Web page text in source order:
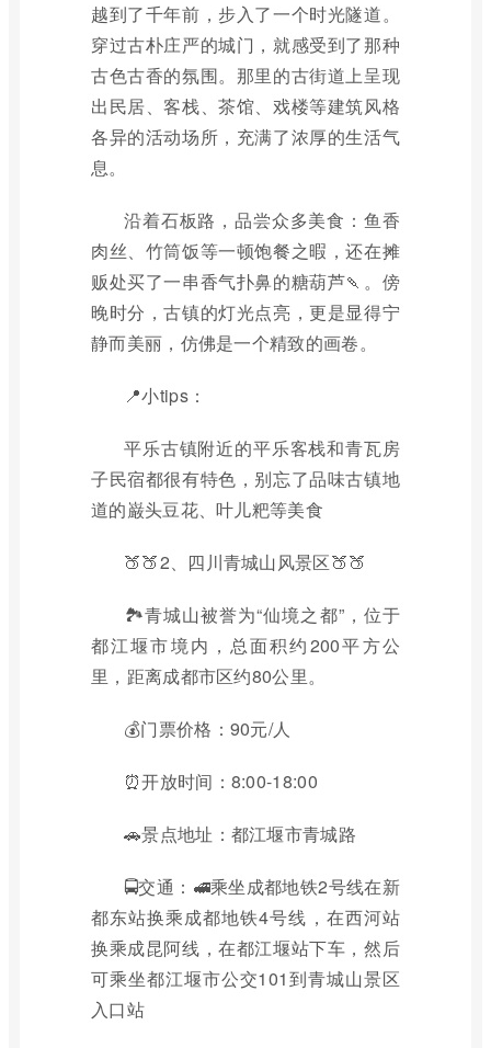
越到了千年前，步入了一个时光隧道。
穿过古朴庄严的城门，就感受到了那种
古色古香的氛围。那里的古街道上呈现
出民居、客栈、茶馆、戏楼等建筑风格
各异的活动场所，充满了浓厚的生活气
息。
沿着石板路，品尝众多美食：鱼香
肉丝、竹筒饭等一顿饱餐之暇，还在摊
贩处买了一串香气扑鼻的糖葫芦🍡。傍
晚时分，古镇的灯光点亮，更是显得宁
静而美丽，仿佛是一个精致的画卷。
📍小tips：
平乐古镇附近的平乐客栈和青瓦房
子民宿都很有特色，别忘了品味古镇地
道的巌头豆花、叶儿粑等美食
🍑🍑2、四川青城山风景区🍑🍑
🏞青城山被誉为“仙境之都”，位于
都江堰市境内，总面积约200平方公
里，距离成都市区约80公里。
💰门票价格：90元/人
⏰开放时间：8:00-18:00
🚗景点地址：都江堰市青城路
🚍交通：🚅乘坐成都地铁2号线在新
都东站换乘成都地铁4号线，在西河站
换乘成昆阿线，在都江堰站下车，然后
可乘坐都江堰市公交101到青城山景区
入口站